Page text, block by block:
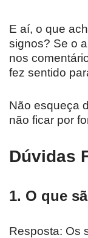
E aí, o que
signos? Se o
nos
fez sentido
Não esqueça
não ficar por
Dúvidas
1. O que
Resposta: Os